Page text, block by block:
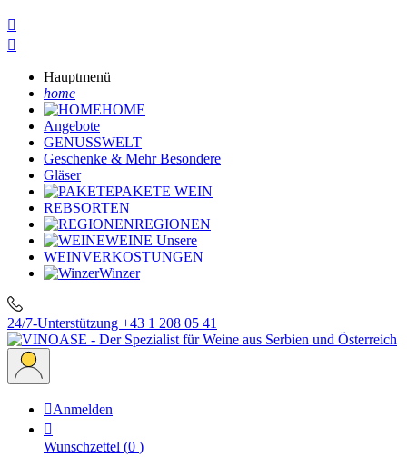


Hauptmenü
home
HOME
Angebote
GENUSSWELT
Geschenke & MehrBesondere
Gläser
PAKETE WEIN
REBSORTEN
REGIONEN
WEINE Unsere
WEINVERKOSTUNGEN
Winzer
24/7-Unterstützung +43 1 208 05 41
Anmelden

Wunschzettel (0 )